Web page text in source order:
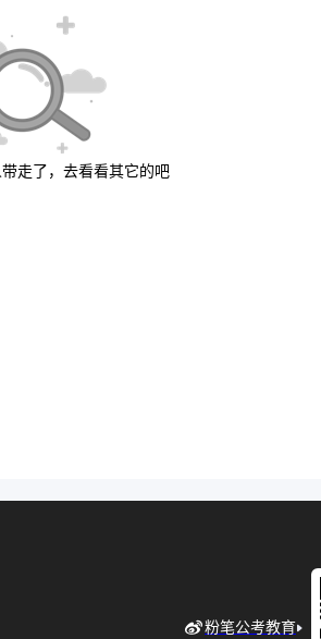
走了，去看看其它的吧
粉笔公考教育